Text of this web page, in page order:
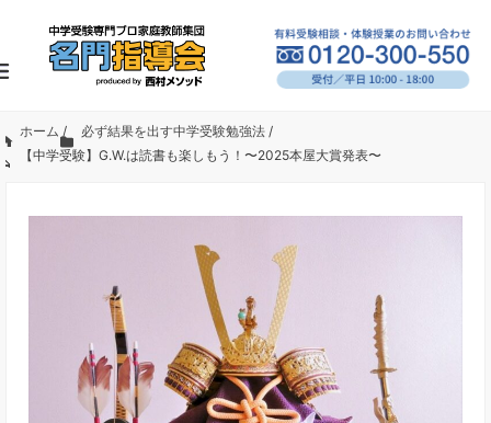
ホーム / 必ず結果を出す中学受験勉強法 /
【中学受験】G.W.は読書も楽しもう！〜2025本屋大賞発表〜